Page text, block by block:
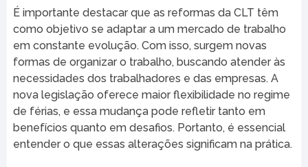
É importante destacar que as reformas da CLT têm
como objetivo se adaptar a um mercado de trabalho
em constante evolução. Com isso, surgem novas
formas de organizar o trabalho, buscando atender às
necessidades dos trabalhadores e das empresas. A
nova legislação oferece maior flexibilidade no regime
de férias, e essa mudança pode refletir tanto em
benefícios quanto em desafios. Portanto, é essencial
entender o que essas alterações significam na prática.